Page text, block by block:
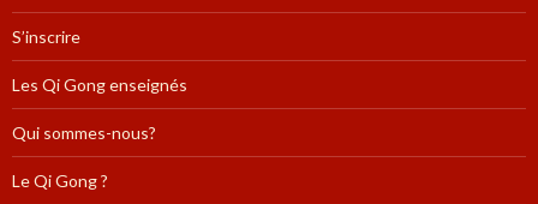
S’inscrire
Les Qi Gong enseignés
Qui sommes-nous?
Le Qi Gong ?